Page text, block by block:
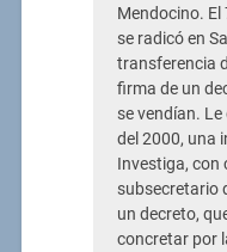
Mendocino.
se radicó en
transferencia
firma de un
se vendían.
del 2000, una
Investiga, con
subsecretario
un decreto,
concretar por